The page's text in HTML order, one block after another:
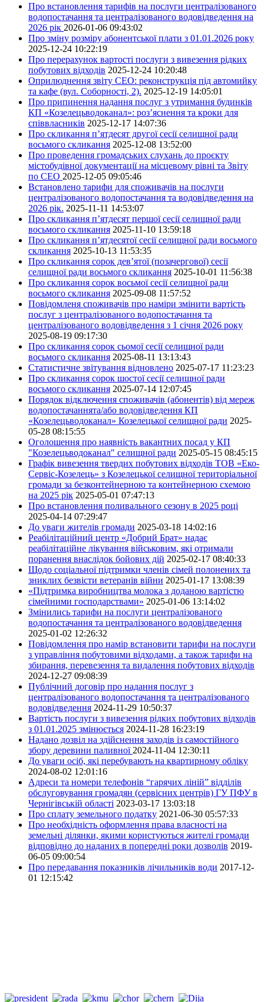
Про встановлення тарифів на послуги централізованого
водопостачання та централізованого водовідведення на
2026 рік 2026-01-06 09:43:02
Про зміну розміру абонентської плати з 01.01.2026 року
2025-12-24 10:22:19
Про перерахунок вартості послуги з вивезення рідких
побутових відходів 2025-12-24 10:20:48
Оприлюднення звіту СЕО: реконструкція під автомийку
та кафе (вул. Соборності, 2). 2025-12-19 14:05:01
Про припинення надання послуг з утримання будинків
КП «Козелецьводоканал»: роз’яснення та кроки для
співвласників 2025-12-17 14:07:36
Про скликання п’ятдесят другої сесії селищної ради
восьмого скликання 2025-12-08 13:52:00
Про проведення громадських слухань до проєкту
містобудівної документації на місцевому рівні та Звіту
по СЕО 2025-12-05 09:05:46
Встановлено тарифи для споживачів на послуги
централізованого водопостачання та водовідведення на
2026 рік. 2025-11-11 14:53:07
Про скликання п’ятдесят першої сесії селищної ради
восьмого скликання 2025-11-10 13:59:18
Про скликання п’ятдесятої сесії селищної ради восьмого
скликання 2025-10-13 11:53:35
Про скликання сорок дев’ятої (позачергової) сесії
селищної ради восьмого скликання 2025-10-01 11:56:38
Про скликання сорок восьмої сесії селищної ради
восьмого скликання 2025-09-08 11:57:52
Повідомленя споживачів про наміри змінити вартість
послуг з централізованого водопостачання та
централізованого водовідведення з 1 січня 2026 року
2025-08-19 09:17:30
Про скликання сорок сьомої сесії селищної ради
восьмого скликання 2025-08-11 13:13:43
Статистичне звітування відновлено 2025-07-17 11:23:23
Про скликання сорок шостої сесії селищної ради
восьмого скликання 2025-07-14 12:07:45
Порядок відключення споживачів (абонентів) від мереж
водопостачаннята/або водовідведення КП
«Козелецьводоканал» Козелецької селищної ради 2025-
05-28 08:15:55
Оголошення про наявність вакантних посад у КП
"Козелецьводоканал" селищної ради 2025-05-15 08:45:15
Графік вивезення твердих побутових відходів ТОВ «Еко-
Сервіс-Козелець» з Козелецької селищної територіальної
громади за безконтейнерною та контейнерною схемою
на 2025 рік 2025-05-01 07:47:13
Про встановлення поливального сезону в 2025 році
2025-04-14 07:29:47
До уваги жителів громади 2025-03-18 14:02:16
Реабілітаційний центр «Добрий Брат» надає
реабілітаційне лікування військовим, які отримали
поранення внаслідок бойових дій 2025-02-17 08:40:33
Щодо соціальної підтримки членів сімей полонених та
зниклих безвісти ветеранів війни 2025-01-17 13:08:39
«Підтримка виробництва молока з доданою вартістю
сімейними господарствами» 2025-01-06 13:14:02
Змінились тарифи на послуги централізованого
водопостачання та централізованого водовідведення
2025-01-02 12:26:32
Повідомлення про намір встановити тарифи на послуги
з управління побутовими відходами, а також тарифи на
збирання, перевезення та видалення побутових відходів
2024-12-27 09:08:39
Публічний договір про надання послуг з
централізованого водопостачання та централізованого
водовідведення 2024-11-29 10:50:37
Вартість послуги з вивезення рідких побутових відходів
з 01.01.2025 змінюється 2024-11-28 16:23:19
Надано дозвіл на здійснення заходів із самостійного
збору деревини паливної2024-11-04 12:30:11
До уваги осіб, які перебувають на квартирному обліку
2024-08-02 12:01:16
Адреси та номери телефонів “гарячих ліній” відділів
обслуговування громадян (сервісних центрів) ГУ ПФУ в
Чернігівській області 2023-03-17 13:03:18
Про сплату земельного податку 2021-06-30 05:57:33
Про необхідність оформлення права власності на
земельні ділянки, якими користуються жителі громади
відповідно до наданих в попередні роки дозволів 2019-
06-05 09:00:54
Про передавання показників лічильників води 2017-12-
01 12:15:42